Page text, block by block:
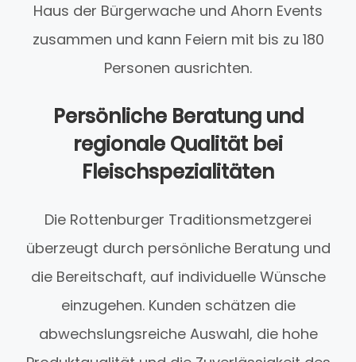
Haus der Bürgerwache und Ahorn Events
zusammen und kann Feiern mit bis zu 180
Personen ausrichten.
Persönliche Beratung und
regionale Qualität bei
Fleischspezialitäten
Die Rottenburger Traditionsmetzgerei
überzeugt durch persönliche Beratung und
die Bereitschaft, auf individuelle Wünsche
einzugehen. Kunden schätzen die
abwechslungsreiche Auswahl, die hohe